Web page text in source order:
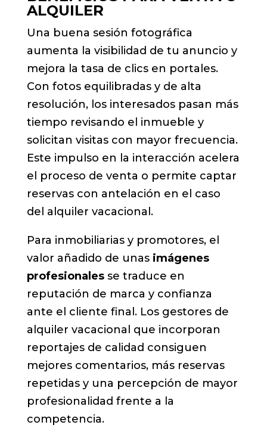
ALQUILER
Una buena sesión fotográfica
aumenta la visibilidad de tu anuncio y
mejora la tasa de clics en portales.
Con fotos equilibradas y de alta
resolución, los interesados pasan más
tiempo revisando el inmueble y
solicitan visitas con mayor frecuencia.
Este impulso en la interacción acelera
el proceso de venta o permite captar
reservas con antelación en el caso
del alquiler vacacional.
Para inmobiliarias y promotores, el
valor añadido de unas imágenes
profesionalesse traduce en
reputación de marca y confianza
ante el cliente final. Los gestores de
alquiler vacacional que incorporan
reportajes de calidad consiguen
mejores comentarios, más reservas
repetidas y una percepción de mayor
profesionalidad frente a la
competencia.